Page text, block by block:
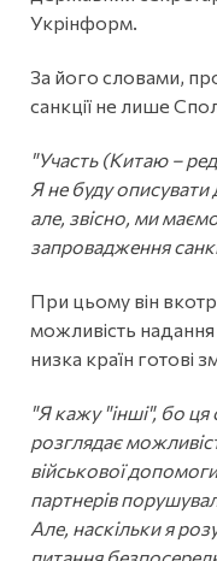
Укрінформ.
За його словами,
санкції не лише
"Участь (Китаю –
Я не буду
але, звісно, ми
запровадження
При цьому він
можливість надання
низка країн готові
"Я кажу "інші", бо
розглядає
військової
партнерів
Але, наскільки я